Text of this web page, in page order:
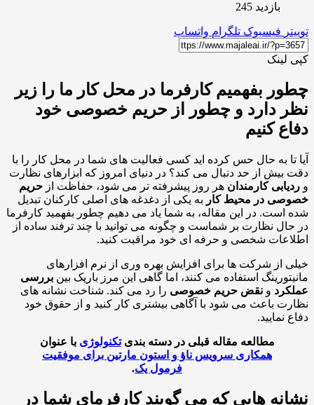
بازدید 245
فیسبوک تلگرام واتساپ
بفهمیم کارفرما در محل کار ما را زیر
دارد و چطور از حریم خصوصی خود
کنیم
تا به حال حس کرده اید کسی فعالیت های شما در محل کار را با
بیش از حد دنبال می کند؟ در دنیای امروز که ابزارهای نظارت
کارمندانهر روز پیشرفته تر می شود، حفاظت ازحریم
در محیط کاربه یکی از دغدغه های اصلی کارکنان تبدیل
است. در این مقاله، به شما یاد می دهیم چطور بفهمید کارفرما
نظارت بر شماست و چگونه می توانید با چند ترفند ساده از
شخصی و حرفه ای خود مراقبت کنید.
از شرکت ها برای افزایش بهره وری از نرم افزارهای
استفاده می کنند، اما گاهی این مرز باریک بینبررسی
ونقض حریم خصوصیرا رد می کند. شناخت نشانه های
باعث می شود با آگاهی بیشتری کار کنید و از حقوق خود
نمایید.
مطالعه مقاله قبلی در دسته بندیتکنولوژیبا عنوان
همکاری سرویس ناؤ و استون مارتین برای موفقیت
فرمول یک.
هایی که می گویند کارفرمای شما در